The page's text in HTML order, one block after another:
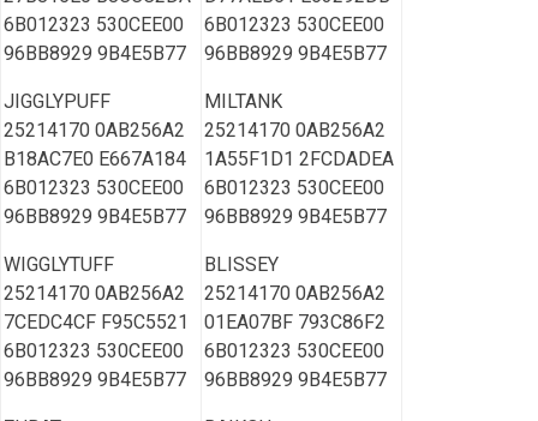
6B012323 530CEE00
96BB8929 9B4E5B77
JIGGLYPUFF
25214170 0AB256A2
B18AC7E0 E667A184
6B012323 530CEE00
96BB8929 9B4E5B77
WIGGLYTUFF
25214170 0AB256A2
7CEDC4CF F95C5521
6B012323 530CEE00
96BB8929 9B4E5B77
6B012323 530CEE00
96BB8929 9B4E5B77
MILTANK
25214170 0AB256A2
1A55F1D1 2FCDADEA
6B012323 530CEE00
96BB8929 9B4E5B77
BLISSEY
25214170 0AB256A2
01EA07BF 793C86F2
6B012323 530CEE00
96BB8929 9B4E5B77